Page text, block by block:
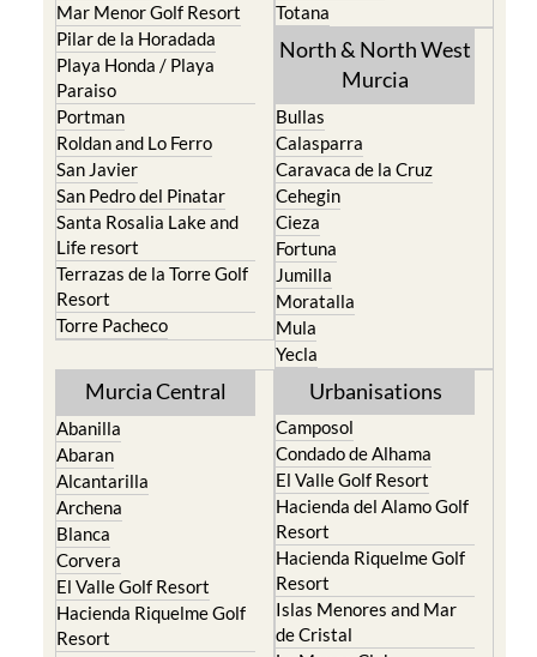
La Torre Golf Resort
La Union
Los Alcazares
Los Belones
Los Nietos
Los Urrutias
Mar Menor Golf Resort
Pilar de la Horadada
Playa Honda / Playa
Paraiso
Portman
Roldan and Lo Ferro
San Javier
Santa Rosalia Lake and
Life resort
Terrazas de la Torre Golf
Resort
Torre Pacheco
Resort
Lorca
Mazarron
Puerto Lumbreras
Sierra Espuna
Totana
North & North West
Bullas
Calasparra
Caravaca de la Cruz
Cehegin
Cieza
Fortuna
Jumilla
Moratalla
Mula
Yecla
Murcia Central
Abanilla
Abaran
Alcantarilla
Urbanisations
Camposol
Condado de Alhama
El Valle Golf Resort